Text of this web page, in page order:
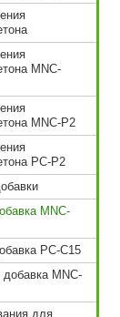
MNC-
MNC-P2
PC-P2
MNC-
PC-C15
MNC-
для